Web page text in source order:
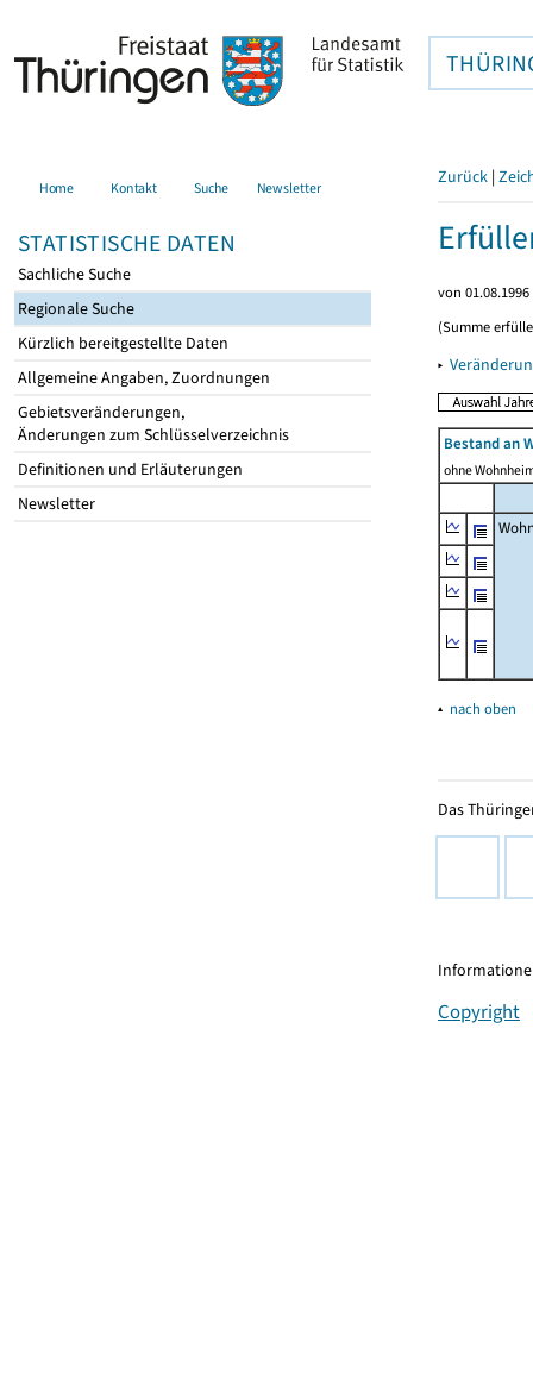
Home Kontakt Suche Newsletter
STATISTISCHE DATEN
Sachliche Suche
Regionale Suche
Kürzlich bereitgestellte Daten
Allgemeine Angaben, Zuordnungen
Gebietsveränderungen,
Änderungen zum Schlüsselverzeichnis
Definitionen und Erläuterungen
Newsletter
Zurück |
von
(Summe
▸
Bestand an
ohne
▴ nach oben
Das
Copyright